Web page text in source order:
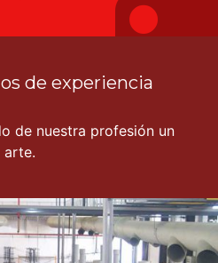
de experiencia
de nuestra profesión un
arte.